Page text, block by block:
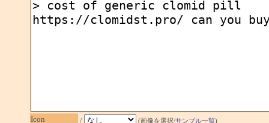
Icon / (画像を選択/サンプル一覧)